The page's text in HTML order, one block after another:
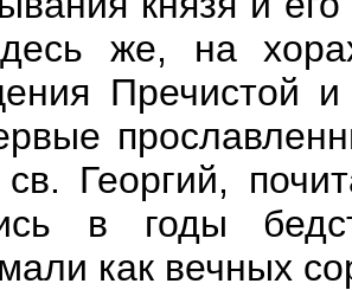
же, на
Пречистой
Георгий,
в годы
как вечных